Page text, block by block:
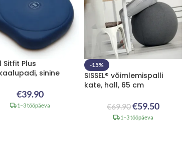
Sitfit Plus
sinine
€39.90
1–3 tööpäeva
-15%
SISSEL® võimlemispalli
kate, hall, 65 cm
€69.90€59.50
1–3 tööpäeva